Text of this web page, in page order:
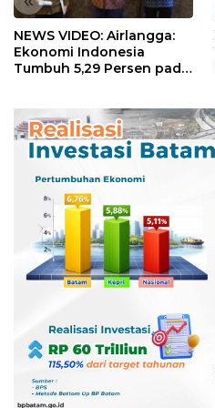
NEWS VIDEO: Airlangga:
Ekonomi Indonesia
Tumbuh 5,29 Persen pada